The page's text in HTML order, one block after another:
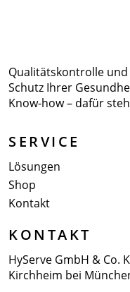
Qualitätskontrolle und
Schutz Ihrer
Know-how – dafür
SERVICE
Lösungen
Shop
Kontakt
KONTAKT
HyServe GmbH & Co.
Kirchheim bei